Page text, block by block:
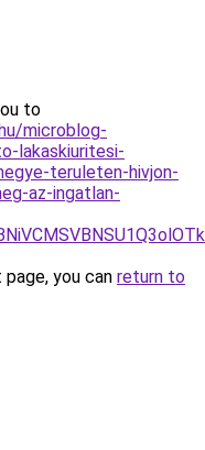
to
microblog-
lakaskiuritesi-
teruleten-hivjon-
az-ingatlan-
you can return to